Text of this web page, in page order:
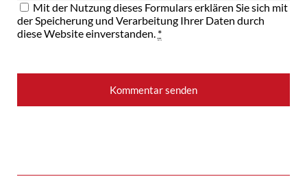
Mit der Nutzung dieses Formulars erklären Sie sich mit
der Speicherung und Verarbeitung Ihrer Daten durch
diese Website einverstanden. *